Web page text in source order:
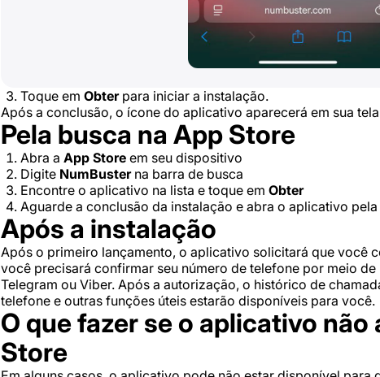
Toque em Obterpara iniciar a instalação.
Após a conclusão, o ícone do aplicativo aparecerá em sua
Pela busca na App Store
Abra a App Store em seu dispositivo
Digite NumBusterna barra de busca
Encontre o aplicativo na lista e toque em Obter
Aguarde a conclusão da instalação e abra o aplicativo
Após a instalação
Após o primeiro lançamento, o aplicativo solicitará que você
você precisará confirmar seu número de telefone por meio
Telegram ou Viber. Após a autorização, o histórico de
telefone e outras funções úteis estarão disponíveis para você.
O que fazer se o aplicativo não
Store